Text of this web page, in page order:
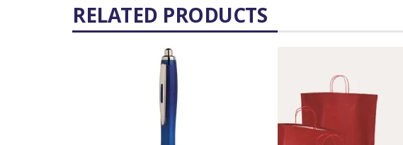
RELATED PRODUCTS